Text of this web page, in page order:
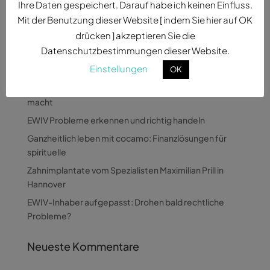
Neueste Beiträge
macht
EWIV Probleme erkennen und richtig handeln
Ganzheitlich leben mit cocamo: Finanzlösungen für
spirituelle
Zahnimplantate vom Spezialisten Maximilian Prill in
Hannover
EWIV-Inhaber aufgepasst: Drohen bald rechtliche
Probleme?
Neueste Kommentare
Ihre Daten gespeichert. Darauf habe ich keinen Einfluss.
Mit der Benutzung dieser Website [ indem Sie hier auf OK
drücken ] akzeptieren Sie die
Datenschutzbestimmungen dieser Website.
Einstellungen
OK